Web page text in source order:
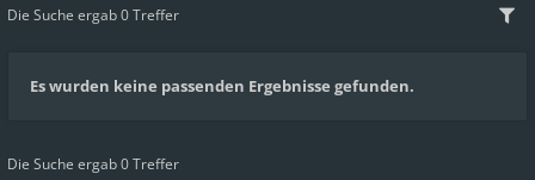
Die Suche ergab 0 Treffer
Es wurden keine passenden Ergebnisse gefunden.
Die Suche ergab 0 Treffer